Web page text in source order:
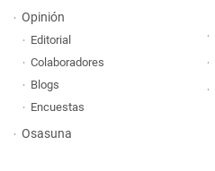
Opinión
Editorial
Colaboradores
Blogs
Encuestas
Osasuna